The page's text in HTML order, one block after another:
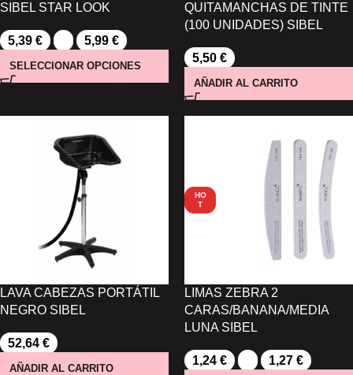
SIBEL STAR LOOK
5,39 € 5,99 €
SELECCIONAR OPCIONES
QUITAMANCHAS DE TINTE
(100 UNIDADES) SIBEL
5,50 €
AÑADIR AL CARRITO
LAVA CABEZAS PORTÁTIL
NEGRO SIBEL
52,64 €
AÑADIR AL CARRITO
HO
T
LIMAS ZEBRA 2
CARAS/BANANA/MEDIA
LUNA SIBEL
1,24 € 1,27 €